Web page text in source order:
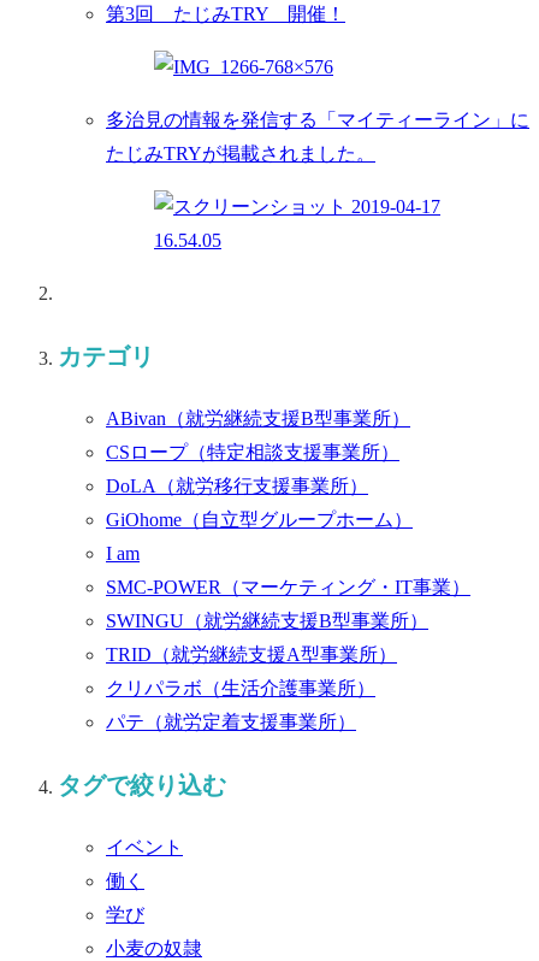
第3回 たじみTRY 開催！
多治見の情報を発信する「マイティーライン」に
たじみTRYが掲載されました。
カテゴリ
ABivan （就労継続支援B型事業所）
CSロープ （特定相談支援事業所）
DoLA （就労移行支援事業所）
GiOhome （自立型グループホーム）
I am
SMC-POWER （マーケティング・IT事業）
SWINGU （就労継続支援B型事業所）
TRID （就労継続支援A型事業所）
クリパラボ （生活介護事業所）
パテ （就労定着支援事業所）
タグで絞り込む
イベント
働く
学び
小麦の奴隷